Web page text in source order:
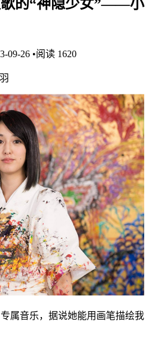
歌的“神隐少女”——小
09-26 •阅读 1620
属音乐，据说她能用画笔描绘我